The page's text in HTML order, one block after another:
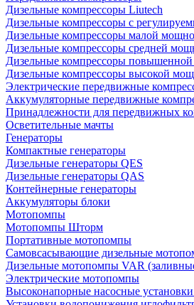
Дизельные компрессоры Liutech
Дизельные компрессоры с
Дизельные компрессоры малой
Дизельные компрессоры средней
Дизельные компрессоры
Дизельные компрессоры высокой
Электрические передвижные
Аккумуляторные передвижные
Принадлежности для передвижных
Осветительные мачты
Генераторы
Компактные генераторы
Дизельные генераторы QES
Дизельные генераторы QAS
Контейнерные генераторы
Аккумуляторы блоки
Мотопомпы
Мотопомпы Шторм
Портативные мотопомпы
Самовсасывающие дизельные
Дизельные мотопомпы VAR
Электрические мотопомпы
Высоконапорные насосные